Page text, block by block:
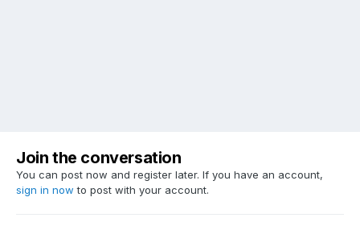
Join the conversation
You can post now and register later. If you have an account,
sign in now to post with your account.